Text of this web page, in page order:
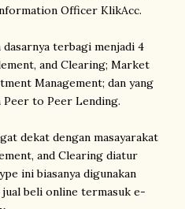
Officer KlikAcc.
terbagi menjadi 4
and Clearing; Market
Management; dan yang
to Peer Lending.
dekat dengan masayarakat
and Clearing diatur
ini biasanya digunakan
beli online termasuk e-